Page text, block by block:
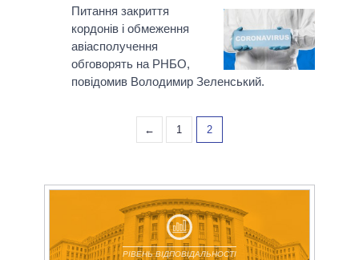
ОГЛЯДИ
ДАЙДЖЕСТИ
ПРЕЗИДЕНТ І ОФІС
ВЕРХОВНА РАДА
КАБІНЕТ МІНІСТРІВ
ГОЛОВИ ОБЛАДМІНІСТРАЦІЙ
ВІДЕО
ПІДТРИМАТИ
Питання закриття
кордонів і обмеження
авіасполучення
обговорять на РНБО,
повідомив Володимир Зеленський.
← 1 2
РІВЕНЬ ВІДПОВІДАЛЬНОСТІ